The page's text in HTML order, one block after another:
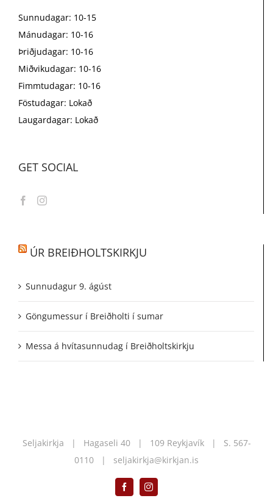
Sunnudagar: 10-15
Mánudagar: 10-16
Þriðjudagar: 10-16
Miðvikudagar: 10-16
Fimmtudagar: 10-16
Föstudagar: Lokað
Laugardagar: Lokað
GET SOCIAL
ÚR BREIÐHOLTSKIRKJU
Sunnudagur 9. ágúst
Göngumessur í Breiðholti í sumar
Messa á hvítasunnudag í Breiðholtskirkju
Seljakirkja | Hagaseli 40 | 109 Reykjavík | S. 567-
0110 | seljakirkja@kirkjan.is
FacebookInstagram